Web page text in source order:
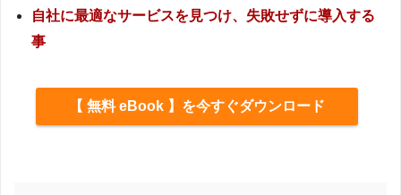
自社に最適なサービスを見つけ、失敗せずに導入する
事
【 無料 eBook 】を今すぐダウンロード